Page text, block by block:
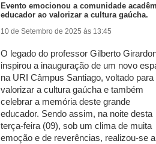
Evento emocionou a comunidade
educador ao valorizar a cultura gaúcha.
10 de Setembro de 2025 às 13:45
O legado do professor Gilberto
inspirou a inauguração de um novo
na URI Câmpus Santiago, voltado para
valorizar a cultura gaúcha e também
celebrar a memória deste grande
educador. Sendo assim, na noite desta
terça-feira (09), sob um clima de muita
emoção e de reverências, realizou-se a